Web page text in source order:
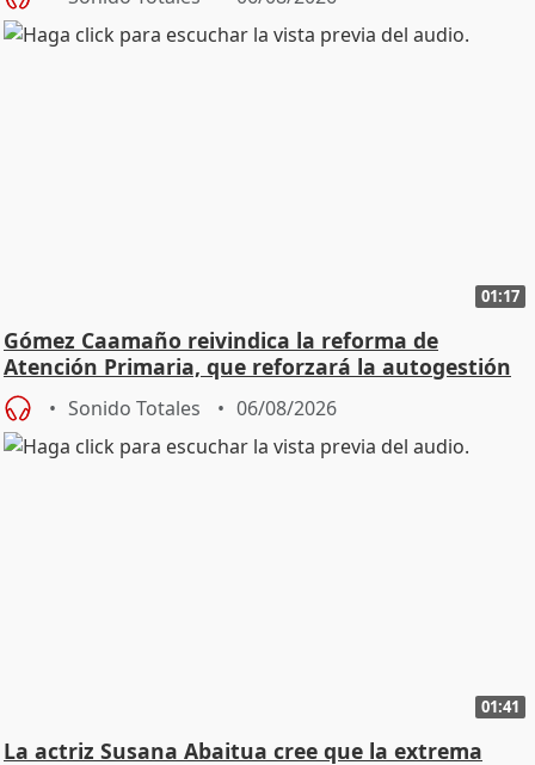
01:17
Gómez Caamaño reivindica la reforma de
Atención Primaria, que reforzará la autogestión
Sonido Totales 06/08/2026
01:41
La actriz Susana Abaitua cree que la extrema